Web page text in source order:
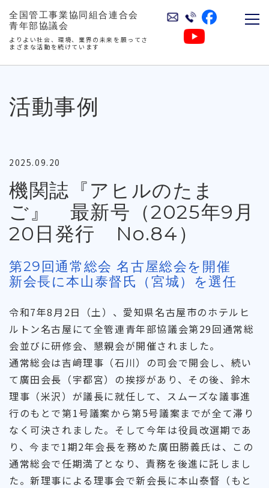
全国管工事業協同組合連合会
青年部協議会
よりよい社会、環境、業界の未来を願ってさ
まざまな活動を続けています
活動事例
2025.09.20
機関誌『アヒルのたま
ご』 最新号（2025年9月
20日発行 No.84）
第29回通常総会 名古屋総会を開催
新会長に本山泰督氏（宮城）を選任
令和7年8月2日（土）、愛知県名古屋市のホテルヒ
ルトン名古屋にて全管連青年部協議会第29回通常総
会並びに研修会、懇親会が開催されました。
通常総会は吉﨑理事（石川）の司会で開会し、続い
て廣田会長（宇都宮）の挨拶があり、その後、鈴木
理事（米沢）が議長に就任して、スムーズな議事進
行のもとで第1号議案から第5号議案までが全て滞り
なく可決されました。そして今年は役員改選期であ
り、今まで1期2年会長を務めた廣田勝義氏は、この
通常総会で任期満了となり、責務を後進に託しまし
た。新理事による理事会で新会長に本山泰督（もと